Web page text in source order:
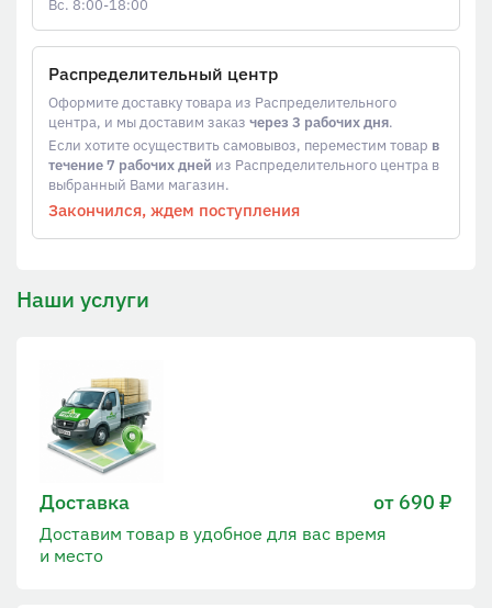
Вс. 8:00-18:00
Распределительный центр
Оформите доставку товара из Распределительного
центра, и мы доставим заказ через 3 рабочих дня.
Если хотите осуществить самовывоз, переместим товар в
течение 7 рабочих дней из Распределительного центра в
выбранный Вами магазин.
Закончился, ждем поступления
Наши услуги
Доставка от 690 ₽
Доставим товар в удобное для вас время
и место